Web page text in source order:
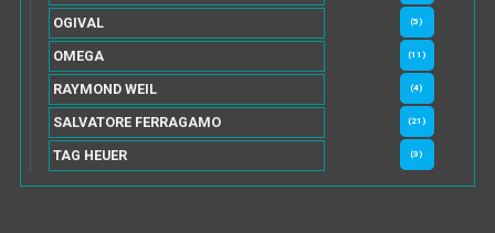
OGIVAL (5)
OMEGA (11)
RAYMOND WEIL (4)
SALVATORE FERRAGAMO (21)
TAG HEUER (3)